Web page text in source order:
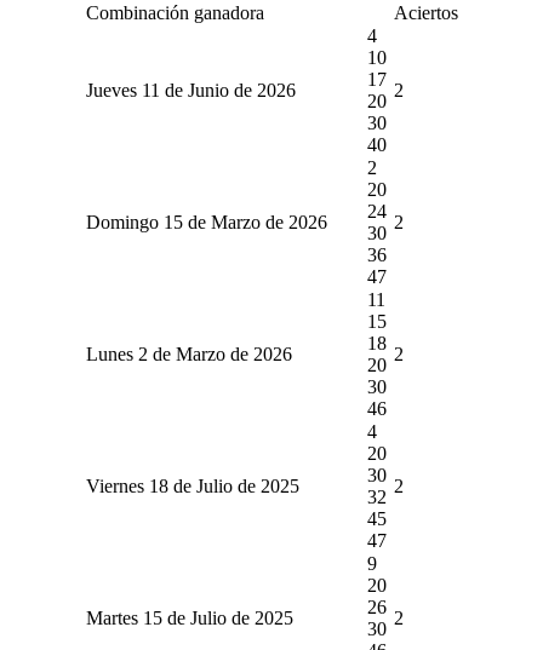
Combinación ganadora Aciertos
Jueves 11 de Junio de 2026
4
10
17
20
30
40
2
Domingo 15 de Marzo de 2026
2
20
24
30
36
47
2
Lunes 2 de Marzo de 2026
11
15
18
20
30
46
2
Viernes 18 de Julio de 2025
4
20
30
32
45
47
2
Martes 15 de Julio de 2025
9
20
26
30
2